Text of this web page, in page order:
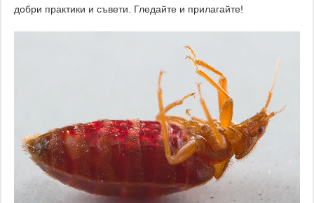
добри практики и съвети. Гледайте и прилагайте!